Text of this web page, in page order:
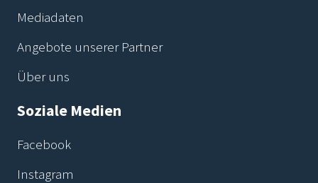
Mediadaten
Angebote unserer Partner
Über uns
Soziale Medien
Facebook
Instagram